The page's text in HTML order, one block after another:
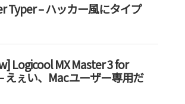
Typer – ハッカー風にタイプ
Logicool MX Master 3 for
えぇい、Macユーザー専用だ